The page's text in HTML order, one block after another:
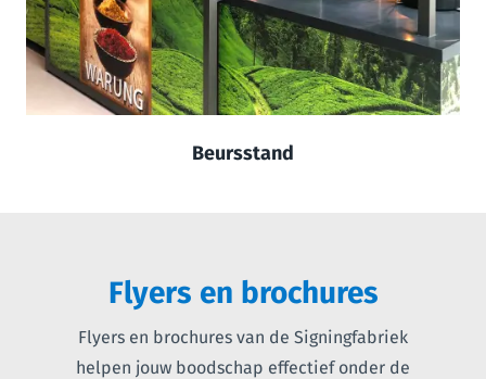
Beursstand
Flyers en brochures
Flyers en brochures van de Signingfabriek
helpen jouw boodschap effectief onder de